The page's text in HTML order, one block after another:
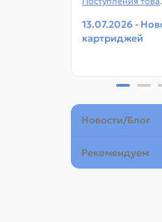
13.07.2026 -
картриджей
Новости/Блог
Рекомендуем